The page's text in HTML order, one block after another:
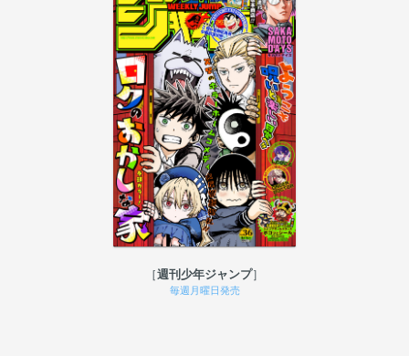
週刊少年ジャンプ
毎週月曜日発売